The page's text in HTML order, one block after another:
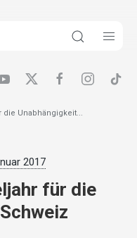
Unabhängigkeit...
2017
für die